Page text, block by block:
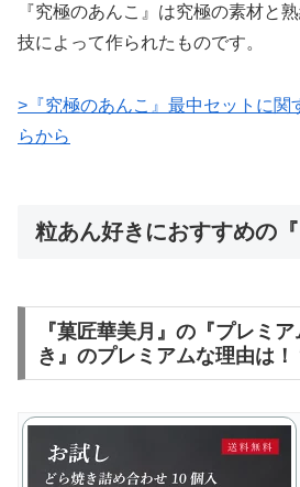
『究極のあんこ』は究極の素材と
技によって作られたものです。
>『究極のあんこ』最中セットに関
らから
粒あん好きにおすすめの『
『菓匠華美月』の『プレミ
き』のプレミアムな理由は！